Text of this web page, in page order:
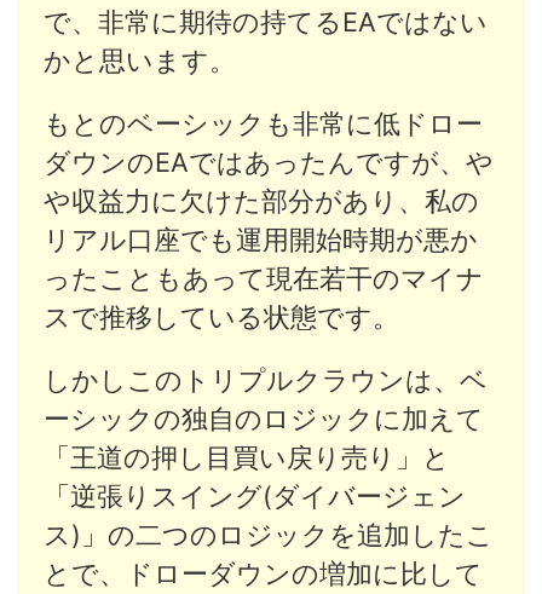
で、非常に期待の持てるEAではない
かと思います。
もとのベーシックも非常に低ドロー
ダウンのEAではあったんですが、や
や収益力に欠けた部分があり、私の
リアル口座でも運用開始時期が悪か
ったこともあって現在若干のマイナ
スで推移している状態です。
しかしこのトリプルクラウンは、ベ
ーシックの独自のロジックに加えて
「王道の押し目買い戻り売り」と
「逆張りスイング(ダイバージェン
ス)」の二つのロジックを追加したこ
とで、ドローダウンの増加に比して